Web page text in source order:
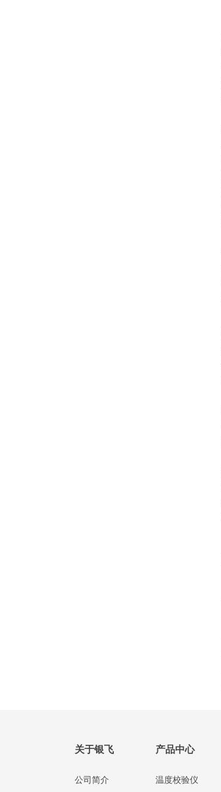
关于银飞
公司简介
产品中心
温度校验仪